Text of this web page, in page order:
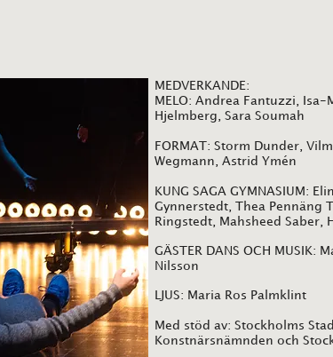
MEDVERKANDE:
MELO: Andrea Fantuzzi,
Hjelmberg, Sara Soumah
FORMAT: Storm Dunder,
Wegmann, Astrid Ymén
KUNG SAGA GYMNASIUM:
Gynnerstedt, Thea Pennäng
Ringstedt, Mahsheed Saber,
GÄSTER DANS OCH MUSIK:
Nilsson
LJUS: Maria Ros Palmklint
Med stöd av: Stockholms
Konstnärsnämnden och